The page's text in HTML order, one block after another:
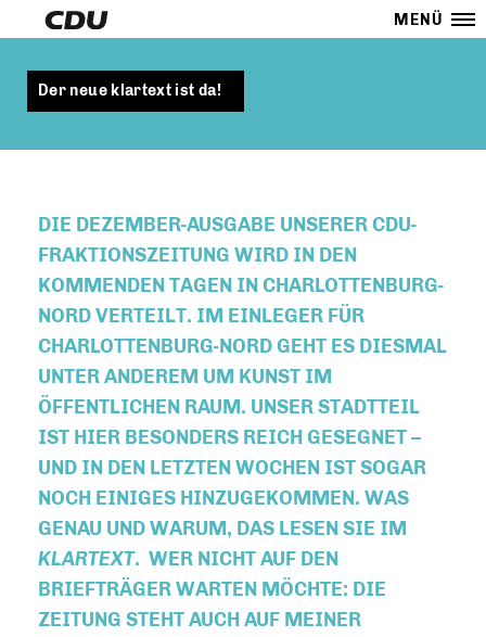
MENÜ
Der neue klartext ist da!
DIE DEZEMBER-AUSGABE UNSERER CDU-
FRAKTIONSZEITUNG WIRD IN DEN
KOMMENDEN TAGEN IN CHARLOTTENBURG-
NORD VERTEILT. IM EINLEGER FÜR
CHARLOTTENBURG-NORD GEHT ES DIESMAL
UNTER ANDEREM UM KUNST IM
ÖFFENTLICHEN RAUM. UNSER STADTTEIL
IST HIER BESONDERS REICH GESEGNET –
UND IN DEN LETZTEN WOCHEN IST SOGAR
NOCH EINIGES HINZUGEKOMMEN. WAS
GENAU UND WARUM, DAS LESEN SIE IM
KLARTEXT. WER NICHT AUF DEN
BRIEFTRÄGER WARTEN MÖCHTE: DIE
ZEITUNG STEHT AUCH AUF MEINER